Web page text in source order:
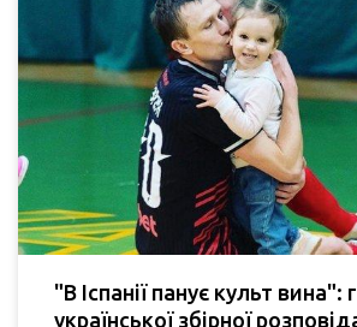
"В Іспанії панує культ вина":
української збірної